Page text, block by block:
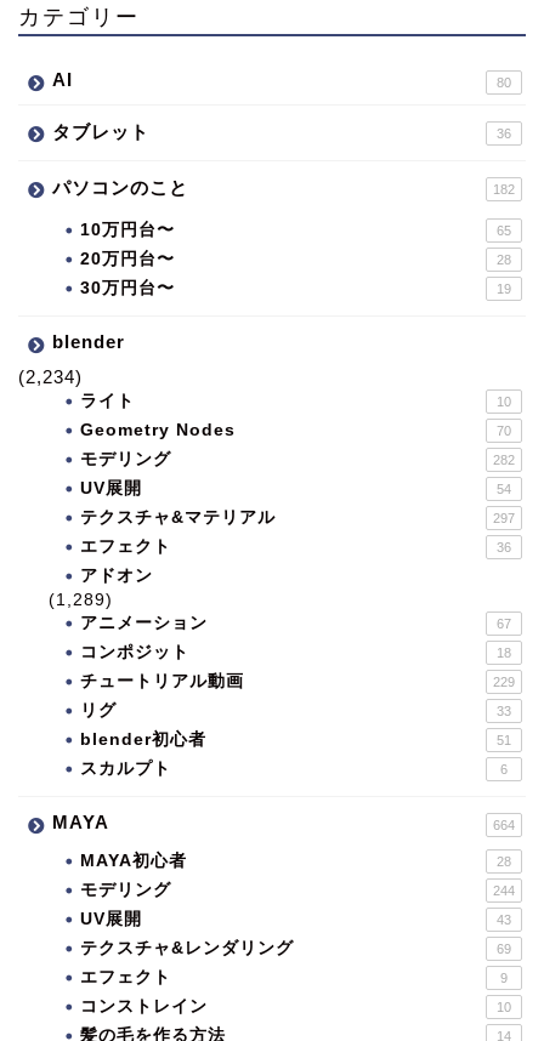
カテゴリー
AI 80
タブレット 36
パソコンのこと 182
10万円台〜 65
20万円台〜 28
30万円台〜 19
blender
(2,234)
ライト 10
Geometry Nodes 70
モデリング 282
UV展開 54
テクスチャ&マテリアル 297
エフェクト 36
アドオン
(1,289)
アニメーション
67
コンポジット 18
チュートリアル動画 229
リグ 33
blender初心者 51
スカルプト 6
MAYA 664
MAYA初心者 28
モデリング 244
UV展開 43
テクスチャ&レンダリング 69
エフェクト 9
コンストレイン 10
髪の毛を作る方法 14